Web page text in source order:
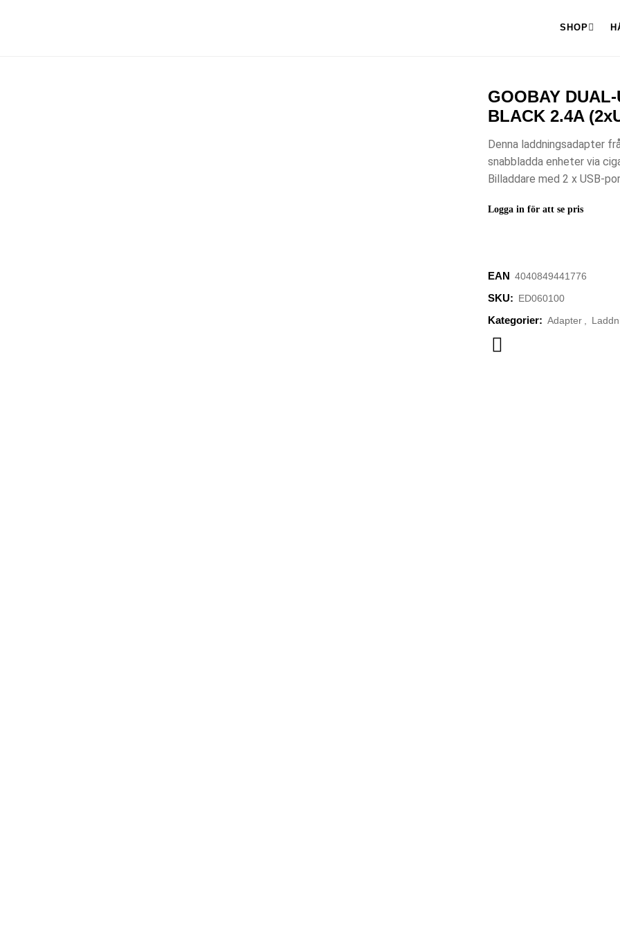
SHOP
GOOBAY
BLACK 2.4A
Denna laddningsadapter
snabbladda enheter via
Billaddare med 2 x USB-
Logga in för att se pris
EAN 4040849441776
SKU: ED060100
Kategorier: Adapter